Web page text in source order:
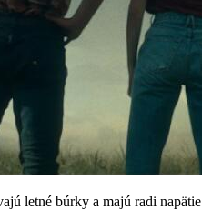
letné búrky a majú radi napätie